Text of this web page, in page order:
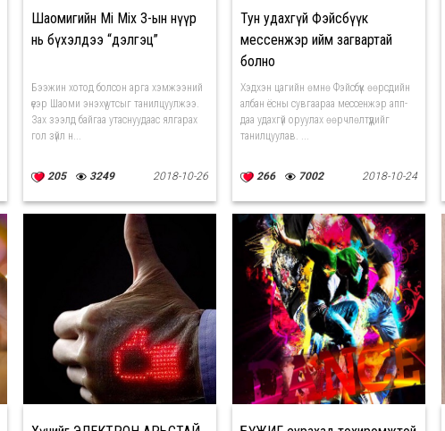
Шаомигийн Mi Mix 3-ын нүүр
нь бүхэлдээ “дэлгэц”
Бээжин хотод болсон арга хэмжээний
үеэр Шаоми энэхүү утсыг танилцуулжээ.
Зах зээлд байгаа утаснуудаас ялгарах
гол зүйл н...
205 3249 2018-10-26
Тун удахгүй Фэйсбүүк
мессенжэр ийм загвартай
болно
Хэдхэн цагийн өмнө Фэйсбүүк өөрсдийн
албан ёсны сувгаараа мессенжэр апп-
даа удахгүй оруулах өөрчлөлтүүдийг
танилцуулав. ...
266 7002 2018-10-24